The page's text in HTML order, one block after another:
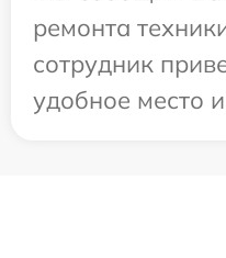
ремонта
сотрудник
удобное место